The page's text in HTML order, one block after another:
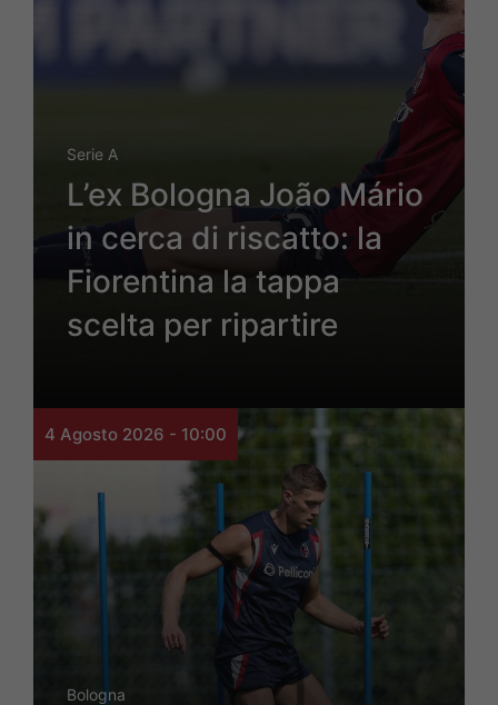
Serie A
L’ex Bologna João Mário
in cerca di riscatto: la
Fiorentina la tappa
scelta per ripartire
4 Agosto 2026 - 10:00
Bologna